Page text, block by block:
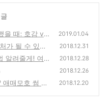
을 때: 호감 vs
2019.01.04
가 될 수 있는
2018.12.31
알려줄게! 여
는 법!
2018.12.28
2018.12.26
매모호 썸 그
2018.12.20